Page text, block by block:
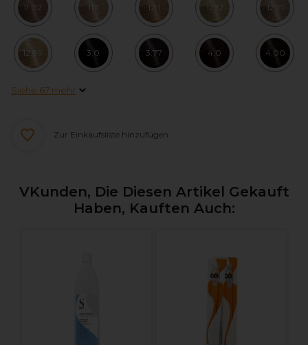
11.02 11.1 12.1 12.12 12.21
12.89 3.0 3.77 4.0 4.00
Siehe 67 mehr
Zur Einkaufsliste hinzufügen
VKunden, Die Diesen Artikel Gekauft
Haben, Kauften Auch: